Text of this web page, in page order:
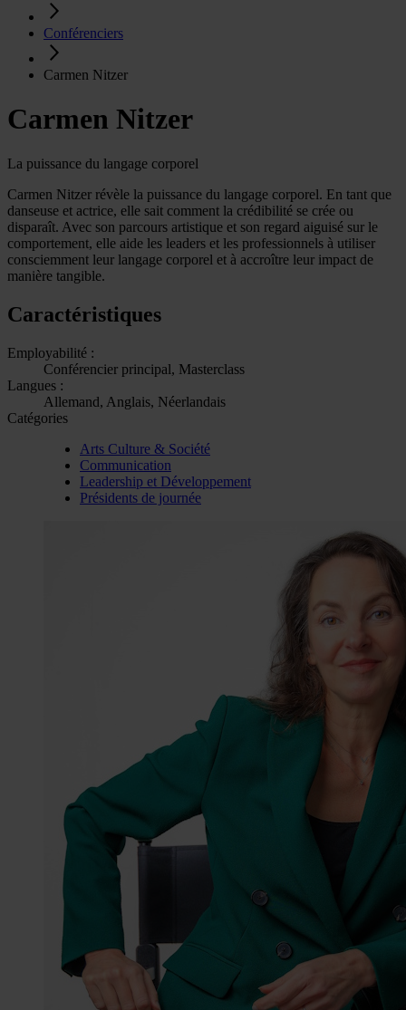
Conférenciers
Carmen Nitzer
Carmen Nitzer
La puissance du langage corporel
Carmen Nitzer révèle la puissance du langage corporel. En tant que
danseuse et actrice, elle sait comment la crédibilité se crée ou
disparaît. Avec son parcours artistique et son regard aiguisé sur le
comportement, elle aide les leaders et les professionnels à utiliser
consciemment leur langage corporel et à accroître leur impact de
manière tangible.
Caractéristiques
Employabilité :
Conférencier principal, Masterclass
Langues :
Allemand, Anglais, Néerlandais
Catégories
Arts Culture & Société
Communication
Leadership et Développement
Présidents de journée